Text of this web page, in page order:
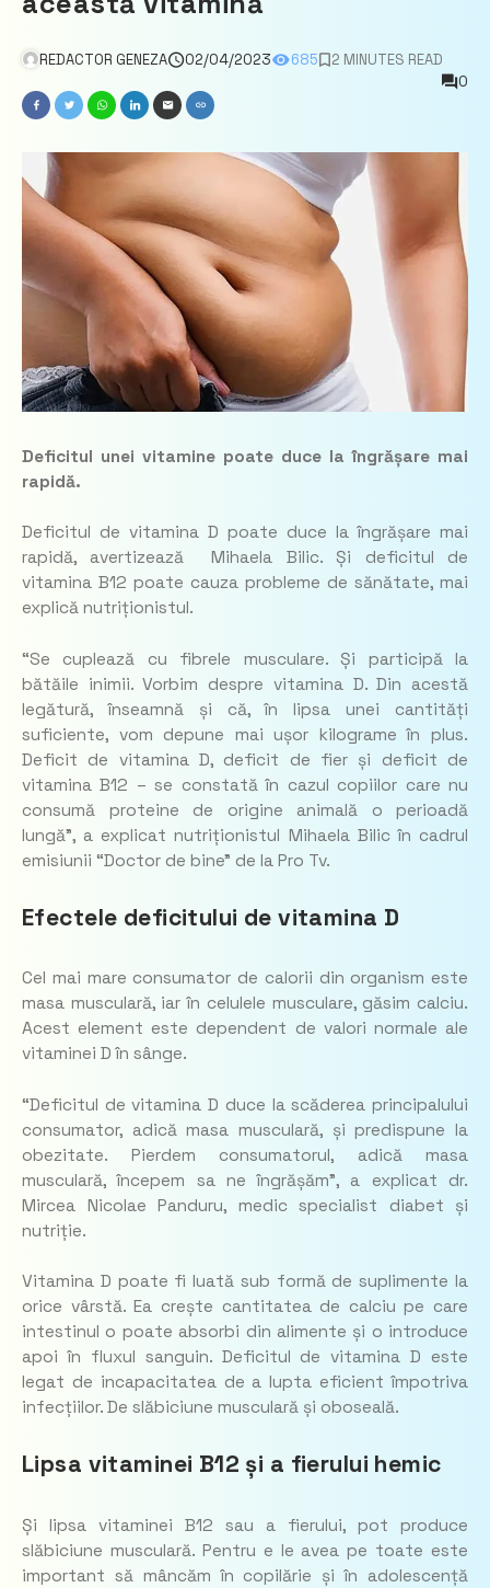
REDACTOR GENEZA 02/04/2023 685
2 MINUTES READ
0
Deficitul unei vitamine poate duce la îngrășare mai
rapidă.
Deficitul de vitamina D poate duce la îngrășare mai
rapidă, avertizează Mihaela Bilic. Și deficitul de
vitamina B12 poate cauza probleme de sănătate, mai
explică nutriționistul.
“Se cuplează cu fibrele musculare. Și participă la
bătăile inimii. Vorbim despre vitamina D. Din acestă
legătură, înseamnă și că, în lipsa unei cantități
suficiente, vom depune mai ușor kilograme în plus.
Deficit de vitamina D, deficit de fier și deficit de
vitamina B12 – se constată în cazul copiilor care nu
consumă proteine de origine animală o perioadă
lungă”, a explicat nutriționistul Mihaela Bilic în cadrul
emisiunii “Doctor de bine” de la Pro Tv.
Efectele deficitului de vitamina D
Cel mai mare consumator de calorii din organism este
masa musculară, iar în celulele musculare, găsim calciu.
Acest element este dependent de valori normale ale
vitaminei D în sânge.
“Deficitul de vitamina D duce la scăderea principalului
consumator, adică masa musculară, și predispune la
obezitate. Pierdem consumatorul, adică masa
musculară, începem sa ne îngrășăm”, a explicat dr.
Mircea Nicolae Panduru, medic specialist diabet și
nutriție.
Vitamina D poate fi luată sub formă de suplimente la
orice vârstă. Ea crește cantitatea de calciu pe care
intestinul o poate absorbi din alimente și o introduce
apoi în fluxul sanguin. Deficitul de vitamina D este
legat de incapacitatea de a lupta eficient împotriva
infecțiilor. De slăbiciune musculară și oboseală.
Lipsa vitaminei B12 și a fierului hemic
Și lipsa vitaminei B12 sau a fierului, pot produce
slăbiciune musculară. Pentru e le avea pe toate este
important să mâncăm în copilărie și în adolescență